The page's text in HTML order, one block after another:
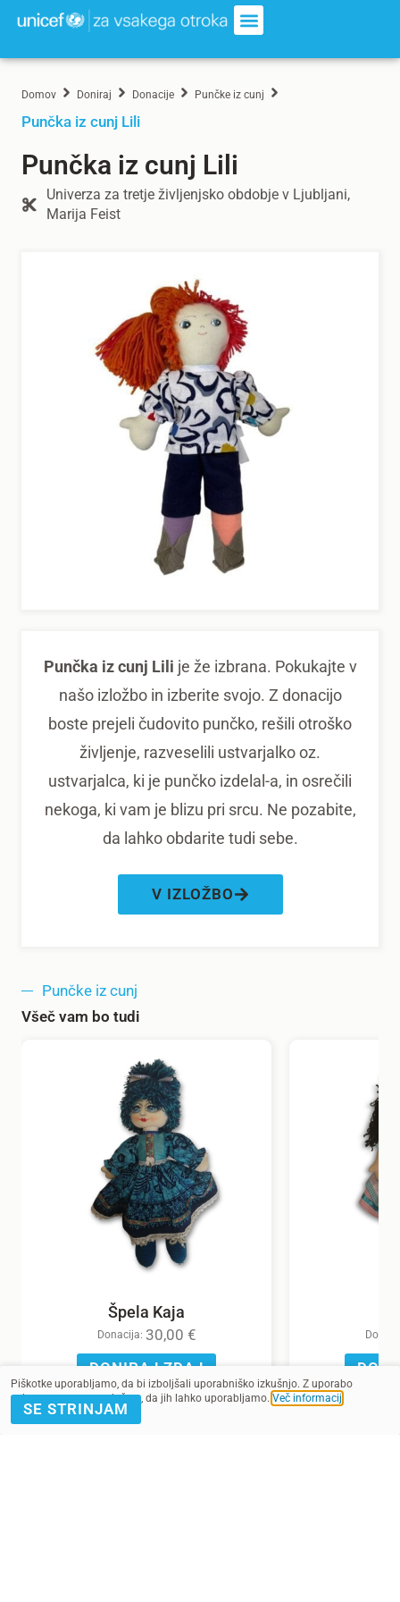
Domov Doniraj Donacije Punčke iz cunj
Punčka iz cunj Lili
Punčka iz cunj Lili
Univerza za tretje življenjsko obdobje v Ljubljani,
Marija Feist
Punčka iz cunj Lili je že izbrana. Pokukajte v
našo izložbo in izberite svojo. Z donacijo
boste prejeli čudovito punčko, rešili otroško
življenje, razveselili ustvarjalko oz.
ustvarjalca, ki je punčko izdelal-a, in osrečili
nekoga, ki vam je blizu pri srcu. Ne pozabite,
da lahko obdarite tudi sebe.
V IZLOŽBO
Punčke iz cunj
Všeč vam bo tudi
Špela Kaja
Donacija: 30,00 €
DONIRAJ ZDAJ
Piškotke uporabljamo, da bi izboljšali uporabniško izkušnjo. Z uporabo
spletnega mesta soglašate, da jih lahko uporabljamo. Več informacij
SE STRINJAM